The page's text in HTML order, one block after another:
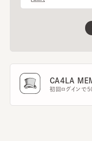
CA4LA
初回ログインで